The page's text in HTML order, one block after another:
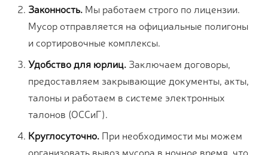
Законность. Мы работаем строго по лицензии.
Мусор отправляется на официальные полигоны
и сортировочные комплексы.
Удобство для юрлиц. Заключаем договоры,
предоставляем закрывающие документы, акты,
талоны и работаем в системе электронных
талонов (ОССиГ).
Круглосуточно. При необходимости мы можем
организовать вывоз мусора в ночное время, что